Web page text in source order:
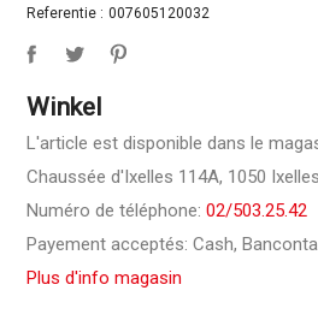
Referentie : 007605120032
Winkel
L'article est disponible dans le
Chaussée d'Ixelles 114A, 1050 Ixelles
Numéro de téléphone:02/503.25.42
Payement acceptés: Cash,
Plus d'info magasin